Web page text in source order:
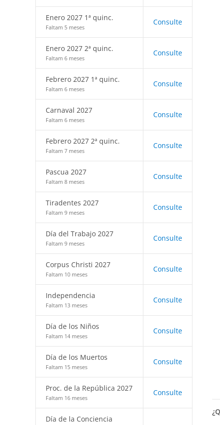
Enero 2027 1ª quinc.
Faltam 5 meses
Consulte
Enero 2027 2ª quinc.
Faltam 6 meses
Consulte
Febrero 2027 1ª quinc.
Faltam 6 meses
Consulte
Carnaval 2027
Faltam 6 meses
Consulte
Febrero 2027 2ª quinc.
Faltam 7 meses
Consulte
Pascua 2027
Faltam 8 meses
Consulte
Tiradentes 2027
Faltam 9 meses
Consulte
Día del Trabajo 2027
Faltam 9 meses
Consulte
Corpus Christi 2027
Faltam 10 meses
Consulte
Independencia
Faltam 13 meses
Consulte
Día de los Niños
Faltam 14 meses
Consulte
Día de los Muertos
Faltam 15 meses
Consulte
Proc. de la República 2027
Faltam 16 meses
Consulte
Día de la Conciencia